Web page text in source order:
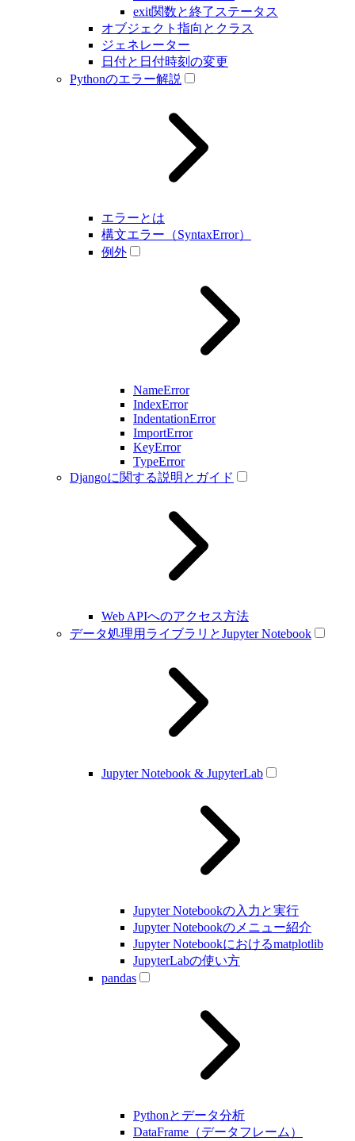
exit関数と終了ステータス
オブジェクト指向とクラス
ジェネレーター
日付と日付時刻の変更
Pythonのエラー解説
エラーとは
構文エラー（SyntaxError）
例外
NameError
IndexError
IndentationError
ImportError
KeyError
TypeError
Djangoに関する説明とガイド
Web APIへのアクセス方法
データ処理用ライブラリとJupyter Notebook
Jupyter Notebook & JupyterLab
Jupyter Notebookの入力と実行
Jupyter Notebookのメニュー紹介
Jupyter Notebookにおけるmatplotlib
JupyterLabの使い方
pandas
Pythonとデータ分析
DataFrame（データフレーム）